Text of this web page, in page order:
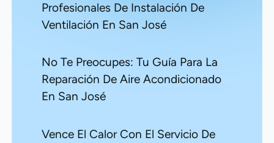
Profesionales De Instalación De
Ventilación En San José
No Te Preocupes: Tu Guía Para La
Reparación De Aire Acondicionado
En San José
Vence El Calor Con El Servicio De